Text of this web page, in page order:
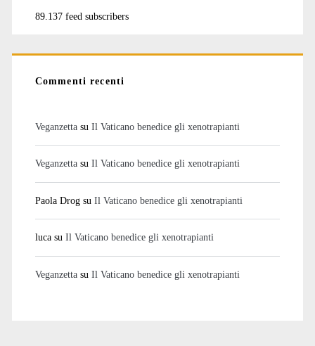
89.137 feed subscribers
Commenti recenti
Veganzettasu Il Vaticano benedice gli xenotrapianti
Veganzettasu Il Vaticano benedice gli xenotrapianti
Paola Drogsu Il Vaticano benedice gli xenotrapianti
lucasu Il Vaticano benedice gli xenotrapianti
Veganzettasu Il Vaticano benedice gli xenotrapianti